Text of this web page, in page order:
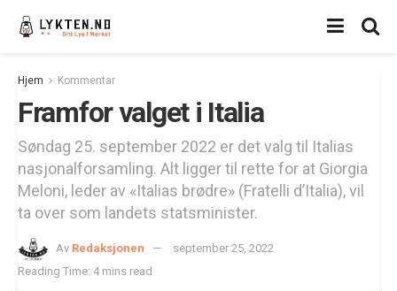
Hjem Kommentar
Framfor valget i Italia
Søndag 25. september 2022 er det valg til Italias
nasjonalforsamling. Alt ligger til rette for at Giorgia
Meloni, leder av «Italias brødre» (Fratelli d’Italia), vil
ta over som landets statsminister.
Av Redaksjonen
september 25, 2022
Reading Time: 4 mins read